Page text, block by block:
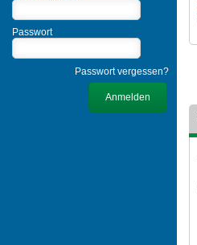
Passwort
Passwort vergessen?